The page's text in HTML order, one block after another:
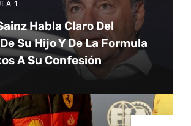
1
Habla Claro Del
Su Hijo Y De La Formula
A Su Confesión